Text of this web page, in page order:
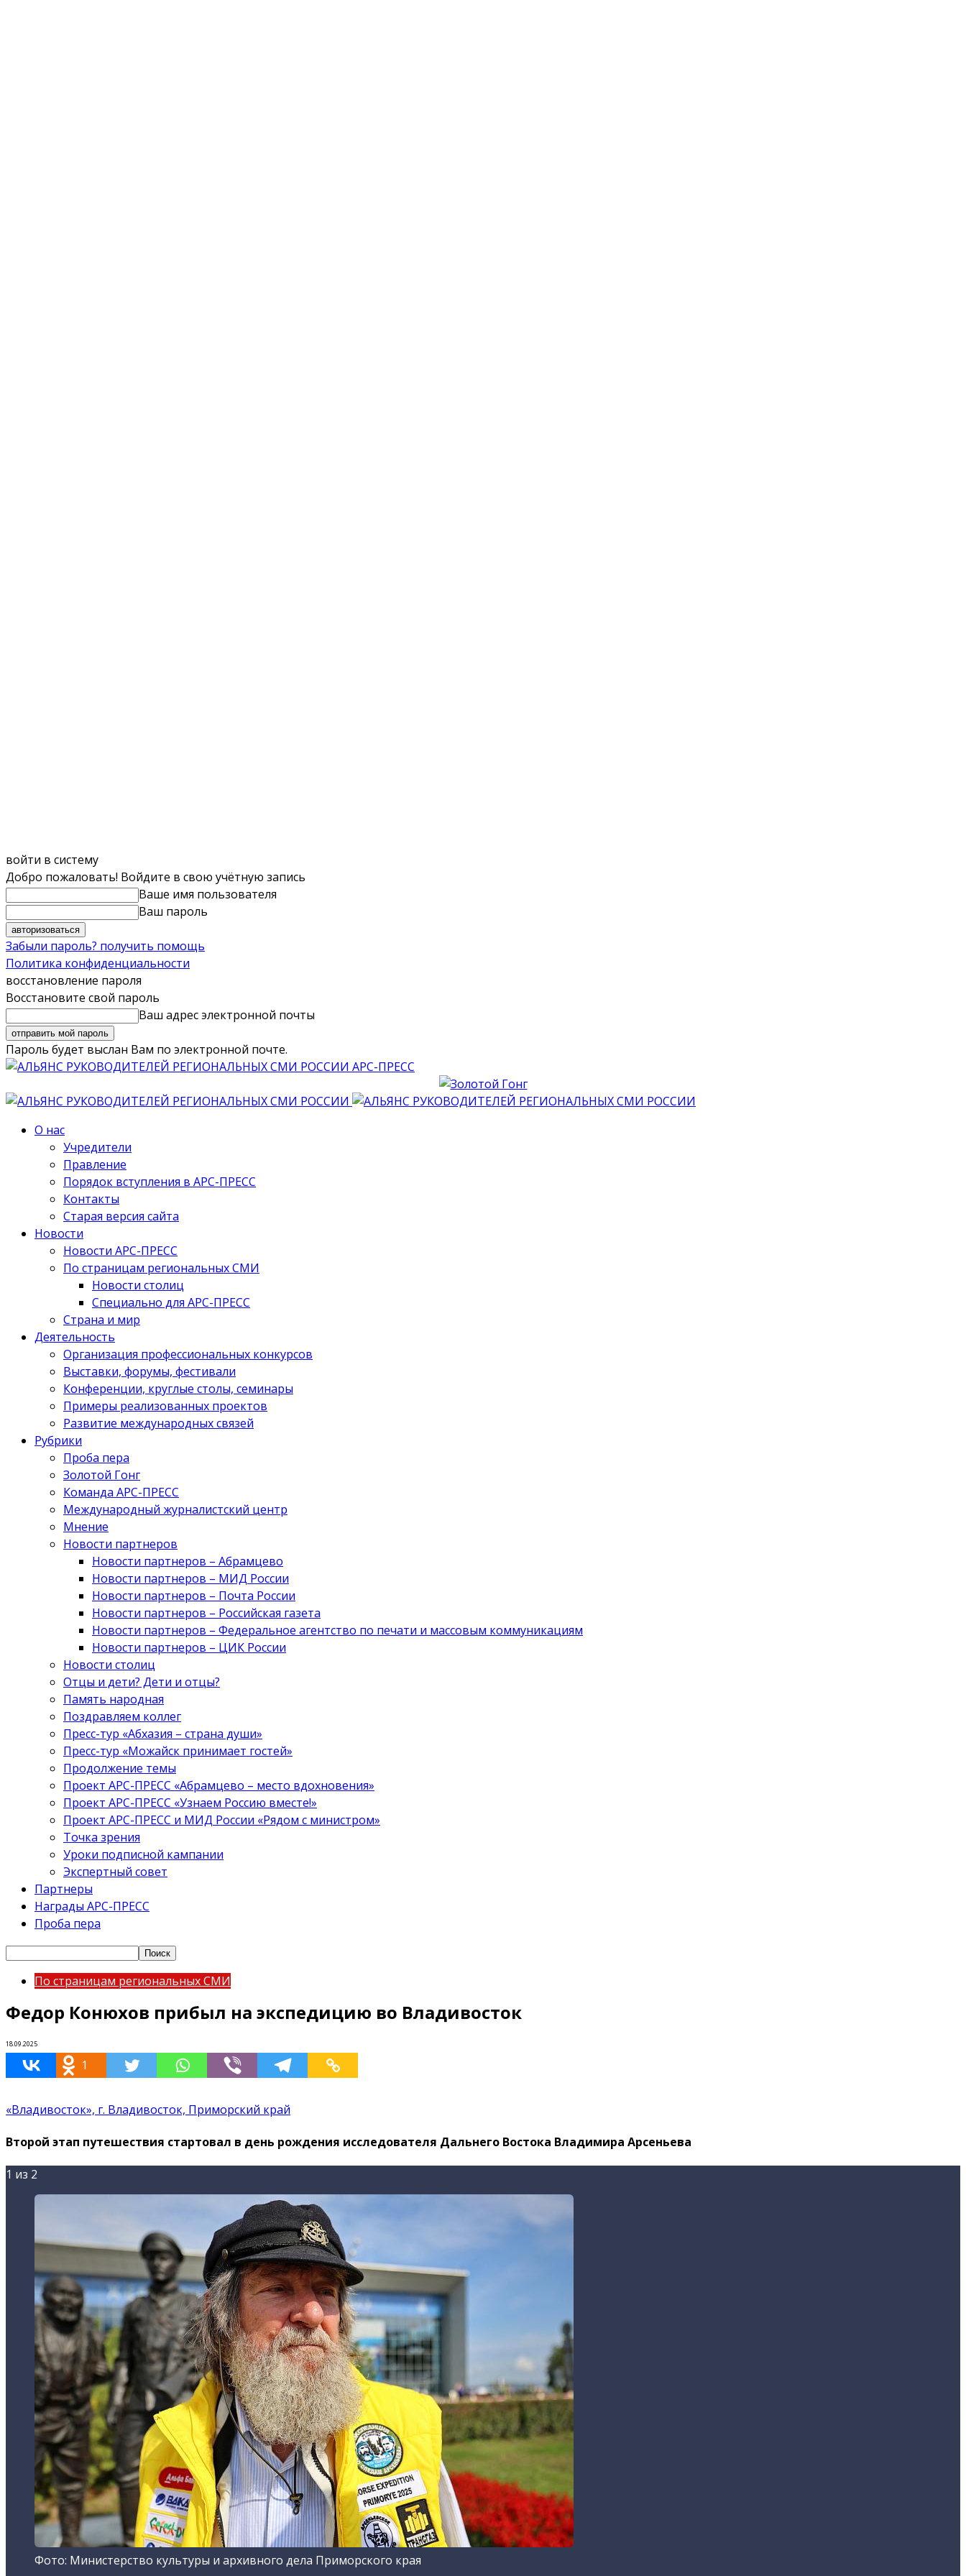
войти в систему
Добро пожаловать! Войдите в свою учётную запись
Ваше имя пользователя
Ваш пароль
Забыли пароль? получить помощь
Политика конфиденциальности
восстановление пароля
Восстановите свой пароль
Ваш адрес электронной почты
Пароль будет выслан Вам по электронной почте.
АРС-ПРЕСС
О нас
Учредители
Правление
Порядок вступления в АРС-ПРЕСС
Контакты
Старая версия сайта
Новости
Новости АРС-ПРЕСС
По страницам региональных СМИ
Новости столиц
Специально для АРС-ПРЕСС
Страна и мир
Деятельность
Организация профессиональных конкурсов
Выставки, форумы, фестивали
Конференции, круглые столы, семинары
Примеры реализованных проектов
Развитие международных связей
Рубрики
Проба пера
Золотой Гонг
Команда АРС-ПРЕСС
Международный журналистский центр
Мнение
Новости партнеров
Новости партнеров – Абрамцево
Новости партнеров – МИД России
Новости партнеров – Почта России
Новости партнеров – Российская газета
Новости партнеров – Федеральное агентство по печати и массовым коммуникациям
Новости партнеров – ЦИК России
Новости столиц
Отцы и дети? Дети и отцы?
Память народная
Поздравляем коллег
Пресс-тур «Абхазия – страна души»
Пресс-тур «Можайск принимает гостей»
Продолжение темы
Проект АРС-ПРЕСС «Абрамцево – место вдохновения»
Проект АРС-ПРЕСС «Узнаем Россию вместе!»
Проект АРС-ПРЕСС и МИД России «Рядом с министром»
Точка зрения
Уроки подписной кампании
Экспертный совет
Партнеры
Награды АРС-ПРЕСС
Проба пера
По страницам региональных СМИ
Федор Конюхов прибыл на экспедицию во Владивосток
18.09.2025
1
«Владивосток», г. Владивосток, Приморский край
Второй этап путешествия стартовал в день рождения исследователя Дальнего Востока Владимира Арсеньева
1 из 2
Фото: Министерство культуры и архивного дела Приморского края